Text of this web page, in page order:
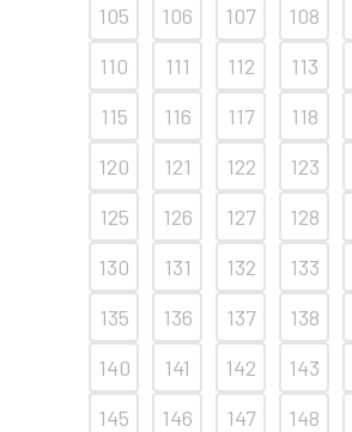
105
106 107 108
110
111 112 113
115
116 117 118
120
121 122 123
125
126 127 128
130
131 132 133
135
136 137 138
140
141 142 143
145
146 147 148